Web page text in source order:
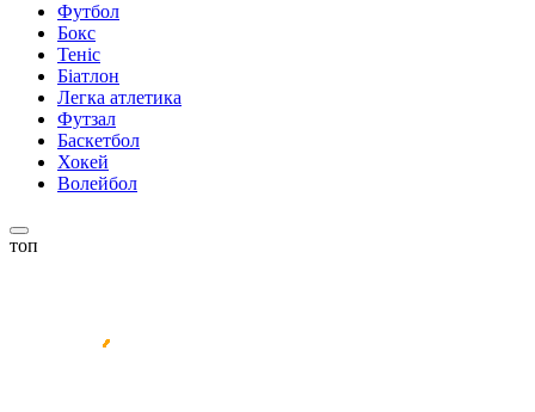
Футбол
Бокс
Теніс
Біатлон
Легка атлетика
Футзал
Баскетбол
Хокей
Волейбол
топ